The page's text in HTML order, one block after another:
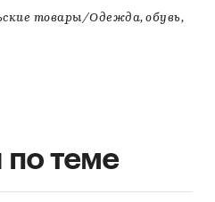
товары/Одежда, обувь,
теме